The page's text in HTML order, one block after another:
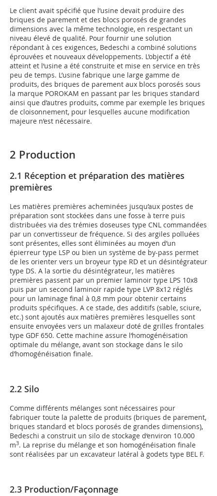
Le client avait spécifié que l’usine devait produire des
briques de parement et des blocs porosés de grandes
dimensions avec la même technologie, en respectant un
niveau élevé de qualité. Pour fournir une solution
répondant à ces exigences, Bedeschi a combiné solutions
éprouvées et nouveaux développements. L’objectif a été
atteint et l‘usine a été construite et mise en service en très
peu de temps. L’usine fabrique une large gamme de
produits, des briques de parement aux blocs porosés sous
la marque POROKAM en passant par les briques standard
ainsi que d’autres produits, comme par exemple les briques
de cloisonnement, pour lesquelles aucune modification
majeure n’est nécessaire.
2 Production
2.1 Réception et préparation des matières
premières
Les matières premières acheminées jusqu’aux postes de
préparation sont stockées dans une fosse à terre puis
distribuées via des trémies doseuses type CNL commandées
par un convertisseur de fréquence. Si des argiles polluées
sont présentes, elles sont éliminées au moyen d’un
épierreur type LSP ou bien un système de by-pass permet
de les orienter vers un broyeur type RD et un désintégrateur
type DS. A la sortie du désintégrateur, les matières
premières passent par un premier laminoir type LPS 10x8
puis par un second laminoir rapide type LVP 8x12 réglés
pour un laminage final à 0,8 mm pour obtenir certains
produits spécifiques. A ce stade, des additifs (sable, sciure,
etc.) sont ajoutés aux matières premières lesquelles sont
ensuite envoyées vers un malaxeur doté de grilles frontales
type GDF 650. Cette machine assure l‘homogénéisation
optimale du mélange, avant son stockage dans le silo
d’homogénéisation finale.
2.2 Silo
Comme différents mélanges sont nécessaires pour
fabriquer toute la palette de produits (briques de parement,
briques standard et blocs porosés de grandes dimensions),
Bedeschi a construit un silo de stockage d‘environ 10.000
m3. La reprise du mélange et son homogénéisation finale
sont réalisées par un excavateur latéral à godets type BEL F.
2.3 Production/Façonnage